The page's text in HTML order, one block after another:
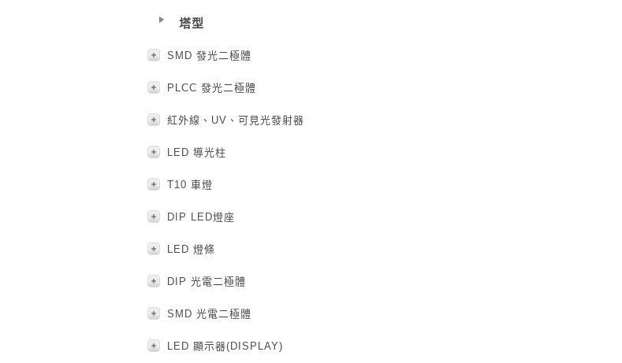
塔型
SMD 發光二極體
PLCC 發光二極體
紅外線、UV、可見光發射器
LED 導光柱
T10 車燈
DIP LED燈座
LED 燈條
DIP 光電二極體
SMD 光電二極體
LED 顯示器(DISPLAY)